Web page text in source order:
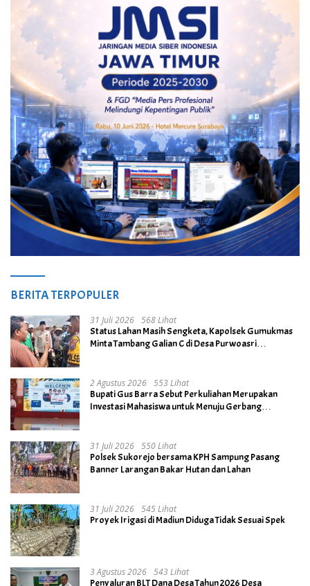
BERITA TERPOPULER
31 Juli 2026 568 Lihat
Status Lahan Masih Sengketa, Kapolsek Gumukmas
Minta Tambang Galian C di Desa Purwoasri
2 Agustus 2026 553 Lihat
Bupati Gus Barra Sebut Perkuliahan Merupakan
Investasi Mahasiswa untuk Menuju Gerbang
31 Juli 2026 550 Lihat
Polsek Sukorejo bersama KPH Sampung Pasang
Banner Larangan Bakar Hutan dan Lahan
31 Juli 2026 545 Lihat
Proyek Irigasi di Madiun Diduga Tidak Sesuai Spek
3 Agustus 2026 543 Lihat
Penyaluran BLT Dana Desa Tahun 2026 Desa